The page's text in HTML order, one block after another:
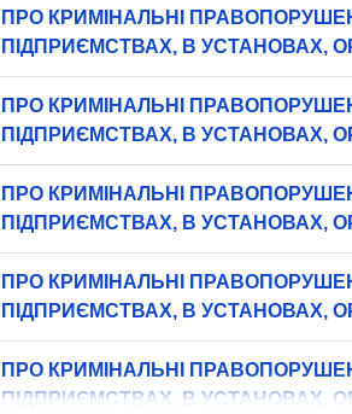
2024
ПРО КРИМІНАЛЬНІ
ПІДПРИЄМСТВАХ, В УСТАНОВАХ,
ВИДАМИ ЕКОНОМІЧНОЇ
2025
ПРО КРИМІНАЛЬНІ
ПІДПРИЄМСТВАХ, В УСТАНОВАХ,
ВИДАМИ ЕКОНОМІЧНОЇ
2026
ПРО КРИМІНАЛЬНІ
ПІДПРИЄМСТВАХ, В УСТАНОВАХ,
ВИДАМИ ЕКОНОМІЧНОЇ
2023
ПРО КРИМІНАЛЬНІ
ПІДПРИЄМСТВАХ, В УСТАНОВАХ,
ВИДАМИ ЕКОНОМІЧНОЇ
2024
ПРО КРИМІНАЛЬНІ
ПІДПРИЄМСТВАХ, В УСТАНОВАХ,